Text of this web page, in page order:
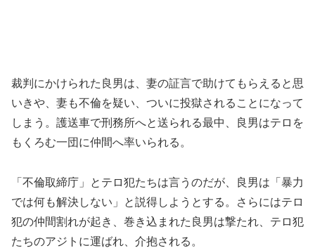
裁判にかけられた良男は、妻の証言で助けてもらえると思
いきや、妻も不倫を疑い、ついに投獄されることになって
しまう。護送車で刑務所へと送られる最中、良男はテロを
もくろむ一団に仲間へ率いられる。
「不倫取締庁」とテロ犯たちは言うのだが、良男は「暴力
では何も解決しない」と説得しようとする。さらにはテロ
犯の仲間割れが起き、巻き込まれた良男は撃たれ、テロ犯
たちのアジトに運ばれ、介抱される。